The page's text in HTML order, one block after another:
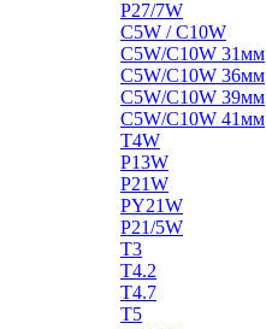
P27/7W
C5W / C10W
C5W/C10W 31мм
C5W/C10W 36мм
C5W/C10W 39мм
C5W/C10W 41мм
T4W
P13W
P21W
PY21W
P21/5W
T3
T4.2
T4.7
T5